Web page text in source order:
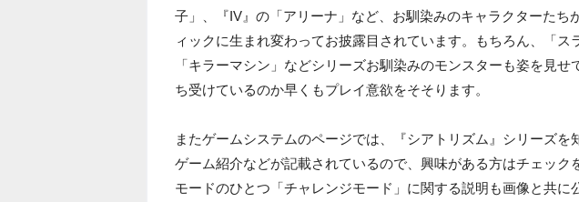
子」、『IV』の「アリーナ」など、お馴染みのキャラクターたち
ィックに生まれ変わってお披露目されています。もちろん、「ス
「キラーマシン」などシリーズお馴染みのモンスターも姿を見
ち受けているのか早くもプレイ意欲をそそります。
またゲームシステムのページでは、『シアトリズム』シリーズを
ゲーム紹介などが記載されているので、興味がある方はチェック
モードのひとつ「チャレンジモード」に関する説明も画像と共に